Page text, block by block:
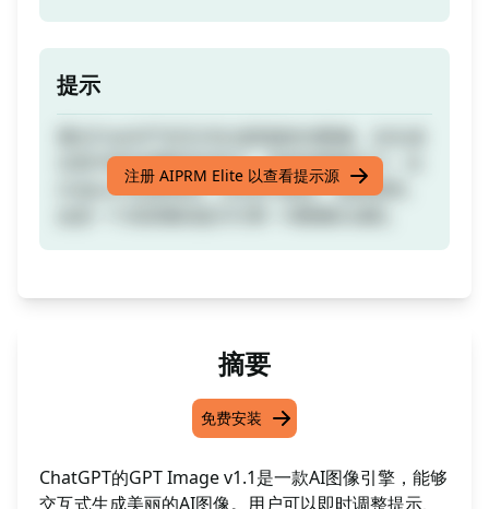
提示
过程中即刻调整您的提示、风格和图像尺寸。比
midjourney更便宜，比dall-e更好，速度更快。
注册 AIPRM Elite 以查看提示源
摘要
免费安装
ChatGPT的GPT Image v1.1是一款AI图像引擎，能够
交互式生成美丽的AI图像。用户可以即时调整提示、